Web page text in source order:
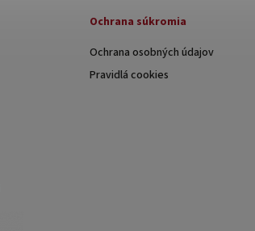
Ochrana súkromia
Ochrana osobných údajov
Pravidlá cookies